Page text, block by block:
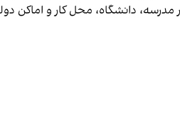
مدرسه، دانشگاه، محل کار و اماکن